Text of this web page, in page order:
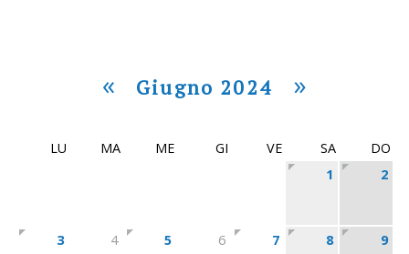
« Giugno 2024 »
LU MA ME GI VE SA
DO
1
2
3 4 5 6 7 8 9